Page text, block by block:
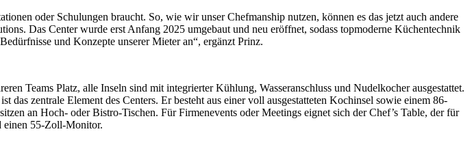
oder Schulungen braucht. So, wie wir unser Chefmanship nutzen, können es das jetzt auch andere
Das Center wurde erst Anfang 2025 umgebaut und neu eröffnet, sodass topmoderne Küchentechnik
und Konzepte unserer Mieter an“, ergänzt Prinz.
Teams Platz, alle Inseln sind mit integrierter Kühlung, Wasseranschluss und Nudelkocher ausgestattet.
zentrale Element des Centers. Er besteht aus einer voll ausgestatteten Kochinsel sowie einem 86-
an Hoch- oder Bistro-Tischen. Für Firmenevents oder Meetings eignet sich der Chef’s Table, der für
einen 55-Zoll-Monitor.